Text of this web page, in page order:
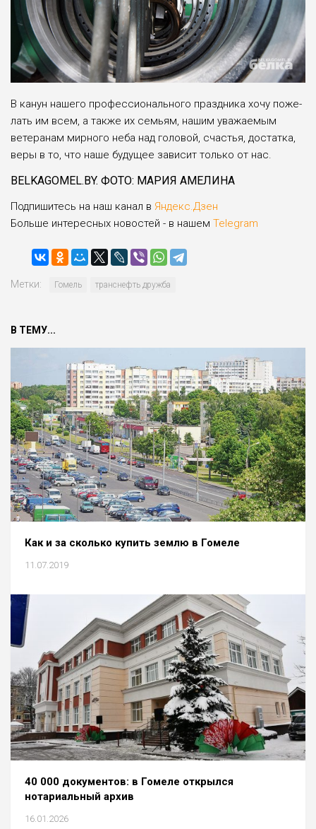
В канун нашего профессио­нального праздника хочу поже­
лать им всем, а также их семьям, нашим уважаемым
ветеранам мирного неба над головой, сча­стья, достатка,
веры в то, что наше будущее зависит только от нас.
BELKAGOMEL.BY. ФОТО: МАРИЯ АМЕЛИНА
Подпишитесь на наш канал в Яндекс.Дзен
Больше интересных новостей - в нашем Telegram
Метки: Гомель транснефть дружба
В ТЕМУ...
Как и за сколько купить землю в Гомеле
11.07.2019
40 000 документов: в Гомеле открылся
нотариальный архив
16.01.2026